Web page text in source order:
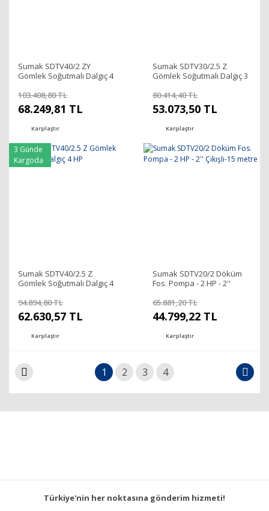
Sumak SDTV40/2 ZY
Gömlek Soğutmalı Dalgıç 4
103.408,80 TL
68.249,81 TL
Karşılaştır
Sumak SDTV30/2.5 Z
Gömlek Soğutmalı Dalgıç 3
80.414,40 TL
53.073,50 TL
Karşılaştır
3 Günde
Kargoda
Sumak SDTV40/2.5 Z
Gömlek Soğutmalı Dalgıç 4
94.894,80 TL
62.630,57 TL
Karşılaştır
Sumak SDTV20/2 Döküm
Fos. Pompa - 2 HP - 2''
65.881,20 TL
44.799,22 TL
Karşılaştır
1 2 3 4
Türkiye'nin her noktasına gönderim hizmeti!